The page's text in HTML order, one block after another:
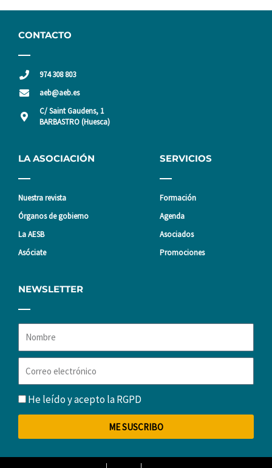
CONTACTO
974 308 803
aeb@aeb.es
C/ Saint Gaudens, 1
BARBASTRO (Huesca)
LA ASOCIACIÓN
Nuestra revista
Órganos de gobierno
La AESB
Asóciate
SERVICIOS
Formación
Agenda
Asociados
Promociones
NEWSLETTER
Nombre
Correo
electrónico
RGPDHe leído y acepto laRGPD
ME SUSCRIBO